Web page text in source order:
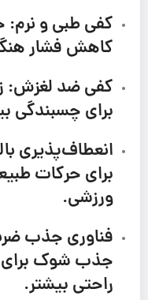
کفی طبی و نرم:
کاهش فشار
کفی ضد لغزش:
برای چسبندگی
انعطاف‌پذیری
برای حرکات
ورزشی.
فناوری جذب
جذب شوک برای
راحتی بیشتر.